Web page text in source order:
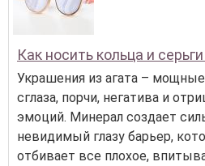
Как носить кольца и
Украшения из агата –
сглаза, порчи, негатива и
эмоций. Минерал создает
невидимый глазу барьер,
отбивает все плохое,